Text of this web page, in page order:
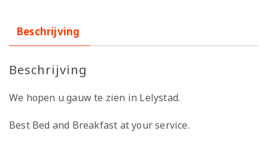
Beschrijving
Beschrijving
We hopen u gauw te zien in Lelystad.
Best Bed and Breakfast at your service.